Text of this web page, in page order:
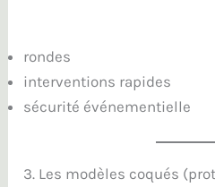
rondes
interventions rapides
sécurité événementielle
3. Les modèles coqués